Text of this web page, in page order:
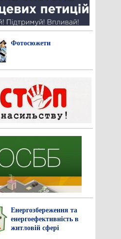
Фотосюжети
Енергозбереження та
енергоефективність в
житловій сфері